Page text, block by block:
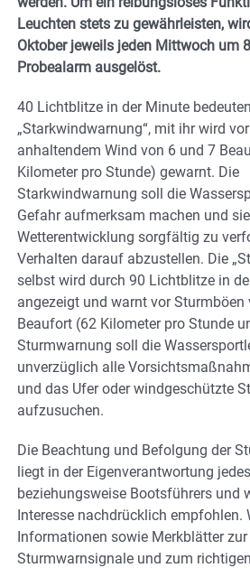
Leuchten stets zu gewährleisten,
Oktober jeweils jeden Mittwoch um
Probealarm ausgelöst.
40 Lichtblitze in der Minute
„Starkwindwarnung“, mit ihr wird
anhaltendem Wind von 6 und 7
Kilometer pro Stunde) gewarnt. Die
Starkwindwarnung soll die
Gefahr aufmerksam machen und
Wetterentwicklung sorgfältig zu
Verhalten darauf abzustellen. Die
selbst wird durch 90 Lichtblitze in
angezeigt und warnt vor Sturmböen
Beaufort (62 Kilometer pro Stunde
Sturmwarnung soll die
unverzüglich alle
und das Ufer oder windgeschützte
aufzusuchen.
Die Beachtung und Befolgung der
liegt in der Eigenverantwortung
beziehungsweise Bootsführers und
Interesse nachdrücklich empfohlen.
Informationen sowie Merkblätter
Sturmwarnsignale und zum